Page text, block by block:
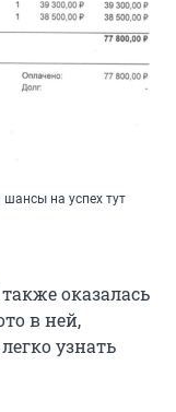
на успех тут
оказалась
в ней,
узнать